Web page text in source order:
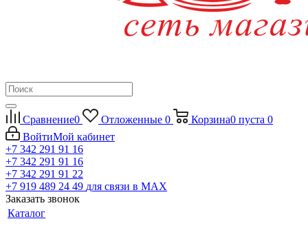
Сравнение0 Отложенные 0 Корзина0 пуста 0
ВойтиМой кабинет
+7 342 291 91 16
+7 342 291 91 16
+7 342 291 91 22
+7 919 489 24 49 для связи в МАХ
Заказать звонок
Каталог